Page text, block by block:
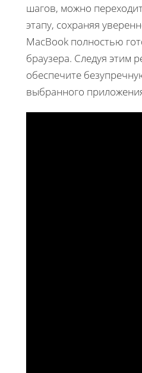
шагов, можно
этапу, сохраняя
MacBook полностью
браузера. Следуя этим
обеспечите
выбранного